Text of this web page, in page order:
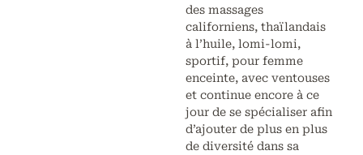
des massages
californiens, thaïlandais
à l’huile, lomi-lomi,
sportif, pour femme
enceinte, avec ventouses
et continue encore à ce
jour de se spécialiser afin
d’ajouter de plus en plus
de diversité dans sa